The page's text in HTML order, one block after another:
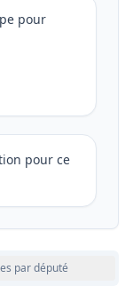
pour
pour ce
par député